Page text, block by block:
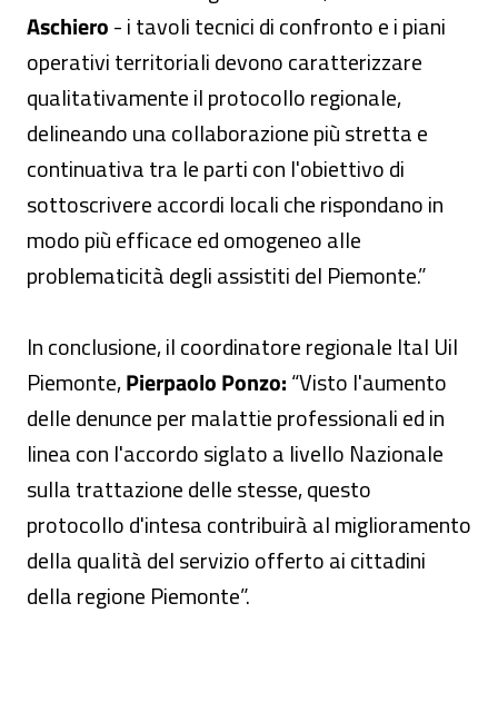
Aschiero- i tavoli tecnici di confronto e i piani
operativi territoriali devono caratterizzare
qualitativamente il protocollo regionale,
delineando una collaborazione più stretta e
continuativa tra le parti con l'obiettivo di
sottoscrivere accordi locali che rispondano in
modo più efficace ed omogeneo alle
problematicità degli assistiti del Piemonte.”
In conclusione, il coordinatore regionale Ital Uil
Piemonte,Pierpaolo Ponzo:“Visto l'aumento
delle denunce per malattie professionali ed in
linea con l'accordo siglato a livello Nazionale
sulla trattazione delle stesse, questo
protocollo d'intesa contribuirà al miglioramento
della qualità del servizio offerto ai cittadini
della regione Piemonte”.